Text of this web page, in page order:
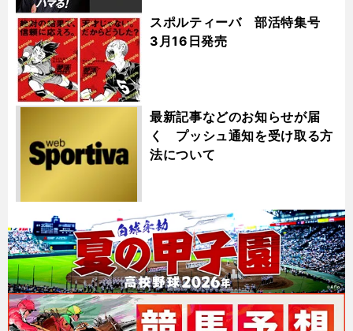
スポルティーバ 部活特集号
3月16日発売
最新記事などのお知らせが届
く プッシュ通知を受け取る方
法について